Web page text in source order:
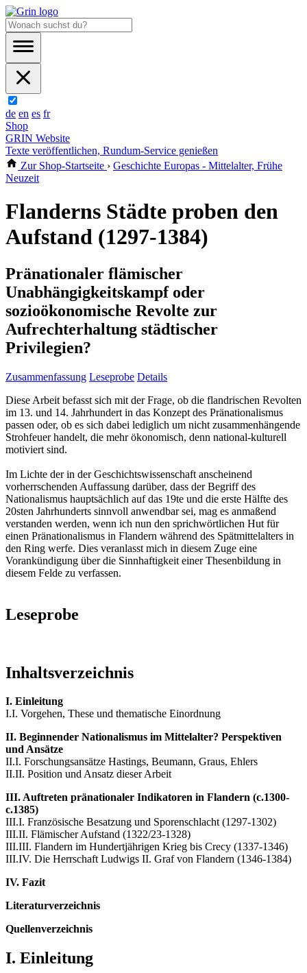
de en es fr
Shop
GRIN Website
Texte veröffentlichen, Rundum-Service genießen
Zur Shop-Startseite › Geschichte Europas - Mittelalter, Frühe
Neuzeit
Flanderns Städte proben den
Aufstand (1297-1384)
Pränationaler flämischer
Unabhängigkeitskampf oder
sozioökonomische Revolte zur
Aufrechterhaltung städtischer
Privilegien?
Zusammenfassung Leseprobe Details
Diese Arbeit befasst sich mit der Frage, ob die flandrischen Revolten
im 13. und 14. Jahrhundert in das Konzept des Pränationalismus
passen oder, ob es sich dabei lediglich um nicht zusammenhängende
Strohfeuer handelt, die mehr ökonomisch, denn national-kulturell
motiviert sind.
Im Lichte der in der Geschichtswissenschaft anscheinend
vorherrschenden Auffassung darüber, dass der Begriff des
Nationalismus hauptsächlich auf das 19te und die erste Hälfte des
20sten Jahrhunderts sinnvoll anwendbar sei, mag es anmaßend
verstanden werden, wenn ich nun den sprichwörtlichen Hut für
einen Pränationalismus in Flandern während des Spätmittelalters in
den Ring werfe. Dies veranlasst mich in diesem Zuge eine
Vorankündigung über die Sinnhaftigkeit einer Thesenbildung in
diesem Felde zu verfassen.
Leseprobe
Inhaltsverzeichnis
I. Einleitung
I.I. Vorgehen, These und thematische Einordnung
II. Beginnender Nationalismus im Mittelalter? Perspektiven
und Ansätze
II.I. Forschungsansätze Hastings, Beumann, Graus, Ehlers
II.II. Position und Ansatz dieser Arbeit
III. Auftreten pränationaler Indikatoren in Flandern (c.1300-
c.1385)
III.I. Französische Besatzung und Sporenschlacht (1297-1302)
III.II. Flämischer Aufstand (1322/23-1328)
III.III. Flandern im Hundertjährigen Krieg bis Crecy (1337-1346)
III.IV. Die Herrschaft Ludwigs II. Graf von Flandern (1346-1384)
IV. Fazit
Literaturverzeichnis
Quellenverzeichnis
I. Einleitung